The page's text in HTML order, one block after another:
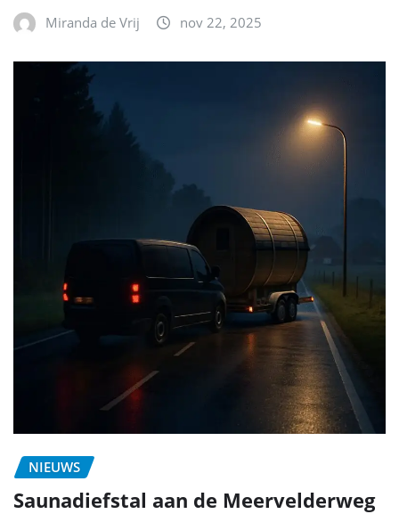
Miranda de Vrij nov 22, 2025
NIEUWS
Saunadiefstal aan de Meervelderweg